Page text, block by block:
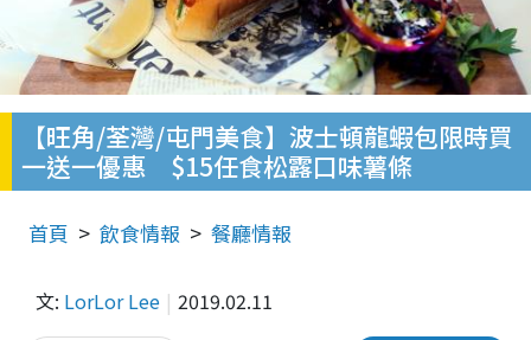
【旺角/荃灣/屯門美食】波士頓龍蝦包限時買
一送一優惠 $15任食松露口味薯條
首頁 飲食情報 餐廳情報
文: LorLor Lee 2019.02.11